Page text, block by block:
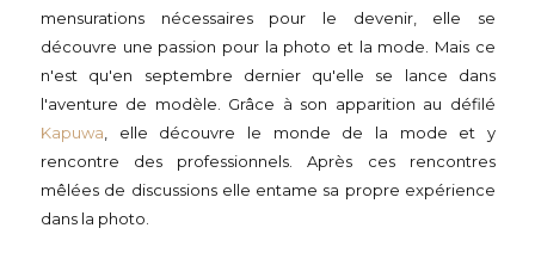
mensurations nécessaires pour le devenir, elle se
découvre une passion pour la photo et la mode. Mais ce
n'est qu'en septembre dernier qu'elle se lance dans
l'aventure de modèle. Grâce à son apparition au défilé
Kapuwa , elle découvre le monde de la mode et y
rencontre des professionnels. Après ces rencontres
mêlées de discussions elle entame sa propre expérience
dans la photo.